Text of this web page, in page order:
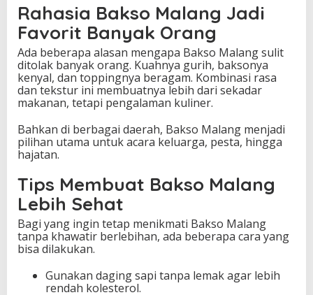
Rahasia Bakso Malang Jadi
Favorit Banyak Orang
Ada beberapa alasan mengapa Bakso Malang sulit
ditolak banyak orang. Kuahnya gurih, baksonya
kenyal, dan toppingnya beragam. Kombinasi rasa
dan tekstur ini membuatnya lebih dari sekadar
makanan, tetapi pengalaman kuliner.
Bahkan di berbagai daerah, Bakso Malang menjadi
pilihan utama untuk acara keluarga, pesta, hingga
hajatan.
Tips Membuat Bakso Malang
Lebih Sehat
Bagi yang ingin tetap menikmati Bakso Malang
tanpa khawatir berlebihan, ada beberapa cara yang
bisa dilakukan.
Gunakan daging sapi tanpa lemak agar lebih
rendah kolesterol.